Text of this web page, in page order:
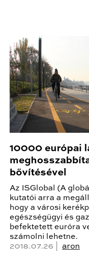
10000 európai
bővítésével
Az ISGlobal (A
kutatói arra a
hogy a városi
egészségügyi és
befektetett euróra
számolni lehetne.
2018.07.26 | aron